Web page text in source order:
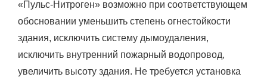
«Пульс-Нитроген» возможно при соответствующем
обосновании уменьшить степень огнестойкости
здания, исключить систему дымоудаления,
исключить внутренний пожарный водопровод,
увеличить высоту здания. Не требуется установка